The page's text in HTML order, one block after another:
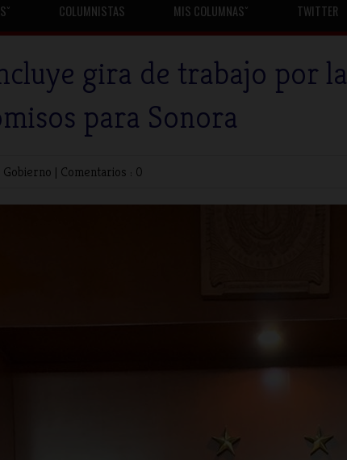
COLUMNISTAS MIS COLUMNASˇ TWITTER
gira de trabajo por la
para Sonora
Gobierno | Comentarios : 0